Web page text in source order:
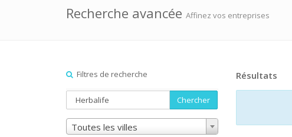
Recherche avancée Affinez vos entreprises
Filtres de recherche
Chercher
Toutes les villes
Résultats